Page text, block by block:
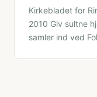
Kirkebladet for
2010 Giv sultne
samler ind ved